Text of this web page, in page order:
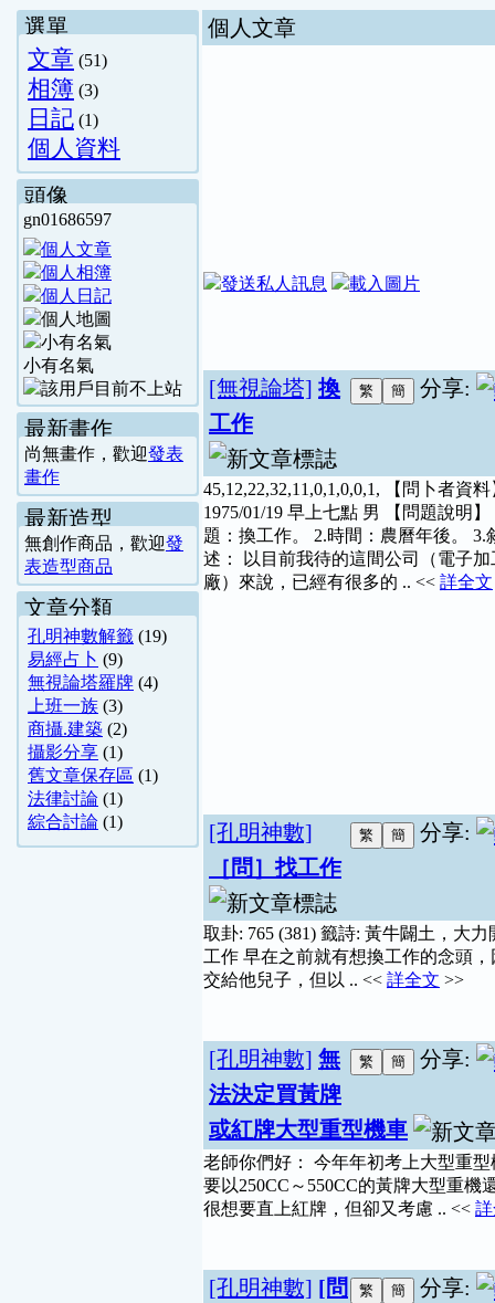
選單
文章 (51)
相簿 (3)
日記 (1)
個人資料
頭像
gn01686597
小有名氣
最新畫作
尚無畫作，歡迎發表
畫作
最新造型
無創作商品，歡迎發
表造型商品
文章分類
孔明神數解籤 (19)
易經占卜 (9)
無視論塔羅牌 (4)
上班一族 (3)
商攝.建築 (2)
攝影分享 (1)
舊文章保存區 (1)
法律討論 (1)
綜合討論 (1)
個人文章
分享:
[無視論塔] 換
工作
45,12,22,32,11,0,1,0,0,1, 【問卜者資料
1975/01/19 早上七點 男 【問題說明】
題：換工作。 2.時間：農曆年後。 3.
述： 以目前我待的這間公司（電子加
廠）來說，已經有很多的 .. << 詳全文
分享:
[孔明神數]
［問］找工作
取卦: 765 (381) 籤詩: 黃牛闢土，大
工作 早在之前就有想換工作的念頭
交給他兒子，但以 .. << 詳全文 >>
分享:
[孔明神數] 無
法決定買黃牌
或紅牌大型重型機車
老師你們好： 今年年初考上大型重
要以250CC～550CC的黃牌大型重機
很想要直上紅牌，但卻又考慮 .. <<
分享:
[孔明神數] [問